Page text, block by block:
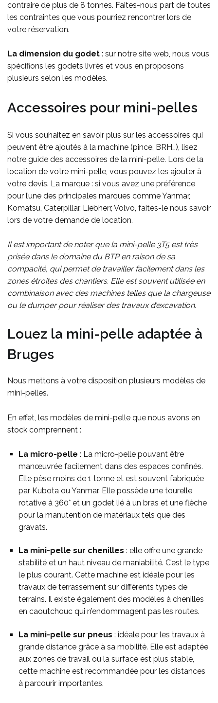
contraire de plus de 8 tonnes. Faites-nous part de toutes
les contraintes que vous pourriez rencontrer lors de
votre réservation.
La dimension du godet : sur notre site web, nous vous
spécifions les godets livrés et vous en proposons
plusieurs selon les modèles.
Accessoires pour mini-pelles
Si vous souhaitez en savoir plus sur les accessoires qui
peuvent être ajoutés à la machine (pince, BRH…), lisez
notre guide des accessoires de la mini-pelle. Lors de la
location de votre mini-pelle, vous pouvez les ajouter à
votre devis. La marque : si vous avez une préférence
pour l’une des principales marques comme Yanmar,
Komatsu, Caterpillar, Liebherr, Volvo, faites-le nous savoir
lors de votre demande de location.
Il est important de noter que la mini-pelle 3T5 est très
prisée dans le domaine du BTP en raison de sa
compacité, qui permet de travailler facilement dans les
zones étroites des chantiers. Elle est souvent utilisée en
combinaison avec des machines telles que la chargeuse
ou le dumper pour réaliser des travaux d’excavation.
Louez la mini-pelle adaptée à
Bruges
Nous mettons à votre disposition plusieurs modèles de
mini-pelles.
En effet, les modèles de mini-pelle que nous avons en
stock comprennent :
La micro-pelle : La micro-pelle pouvant être
manœuvrée facilement dans des espaces confinés.
Elle pèse moins de 1 tonne et est souvent fabriquée
par Kubota ou Yanmar. Elle possède une tourelle
rotative à 360° et un godet lié à un bras et une flèche
pour la manutention de matériaux tels que des
gravats.
La mini-pelle sur chenilles : elle offre une grande
stabilité et un haut niveau de maniabilité. C’est le type
le plus courant. Cette machine est idéale pour les
travaux de terrassement sur différents types de
terrains. Il existe également des modèles à chenilles
en caoutchouc qui n’endommagent pas les routes.
La mini-pelle sur pneus : idéale pour les travaux à
grande distance grâce à sa mobilité. Elle est adaptée
aux zones de travail où la surface est plus stable,
cette machine est recommandée pour les distances
à parcourir importantes.